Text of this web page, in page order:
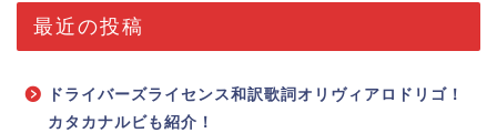
最近の投稿
ドライバーズライセンス和訳歌詞オリヴィアロドリゴ！
カタカナルビも紹介！